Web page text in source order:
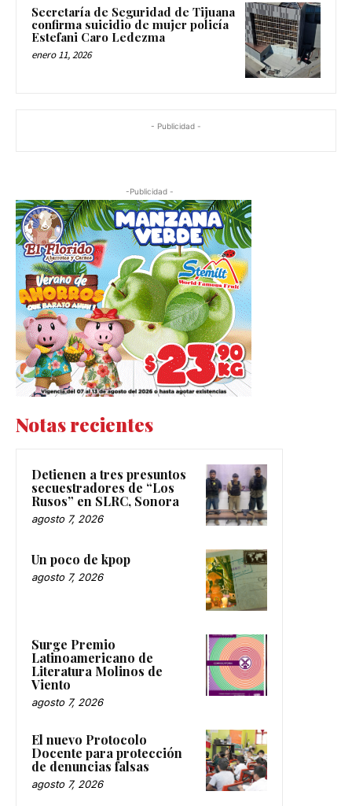
Secretaría de Seguridad de Tijuana
confirma suicidio de mujer policía
Estefani Caro Ledezma
enero 11, 2026
- Publicidad -
-Publicidad -
Notas recientes
Detienen a tres presuntos
secuestradores de “Los
Rusos” en SLRC, Sonora
agosto 7, 2026
Un poco de kpop
agosto 7, 2026
Surge Premio
Latinoamericano de
Literatura Molinos de
Viento
agosto 7, 2026
El nuevo Protocolo
Docente para protección
de denuncias falsas
agosto 7, 2026